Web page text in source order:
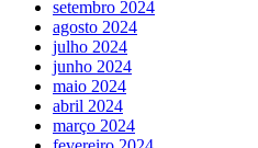
setembro 2024
agosto 2024
julho 2024
junho 2024
maio 2024
abril 2024
março 2024